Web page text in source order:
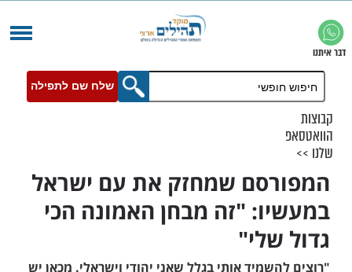
שלח שם לתפילה
שמחזק את עם ישראל
"זה מבחן האמונה הכי